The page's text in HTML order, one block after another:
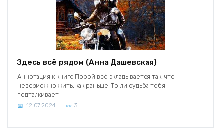
Здесь всё рядом (Анна Дашевская)
Аннотация к книге Порой всё складывается так, что
невозможно жить, как раньше. То ли судьба тебя
подталкивает
12.07.2024 3